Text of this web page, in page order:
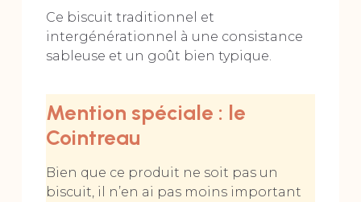
Ce biscuit traditionnel et
intergénérationnel à une consistance
sableuse et un goût bien typique.
Mention spéciale : le
Cointreau
Bien que ce produit ne soit pas un
biscuit, il n’en ai pas moins important